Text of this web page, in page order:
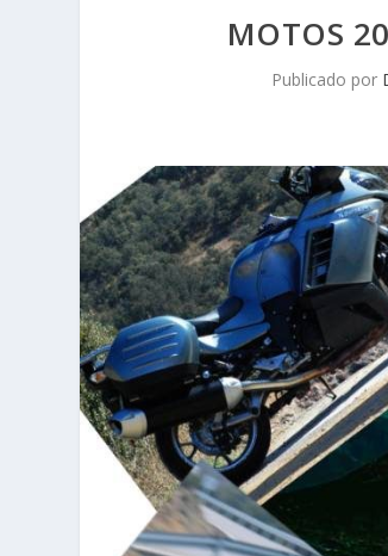
MOTOS
Publicado por